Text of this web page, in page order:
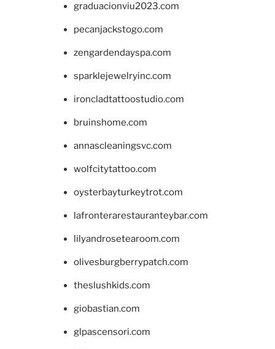
graduacionviu2023.com
pecanjackstogo.com
zengardendayspa.com
sparklejewelryinc.com
ironcladtattoostudio.com
bruinshome.com
annascleaningsvc.com
wolfcitytattoo.com
oysterbayturkeytrot.com
lafronterarestauranteybar.com
lilyandrosetearoom.com
olivesburgberrypatch.com
theslushkids.com
giobastian.com
glpascensori.com